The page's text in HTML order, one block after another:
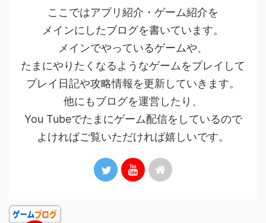
ここではアプリ紹介・ゲーム紹介を
メインにしたブログを書いています。
メインでやっているゲームや、
たまにやりたくなるようなゲームをプレイして
プレイ日記や攻略情報を更新していきます。
他にもブログを運営したり、
You Tubeでたまにゲーム配信をしているので
よければご覧いただければ嬉しいです。